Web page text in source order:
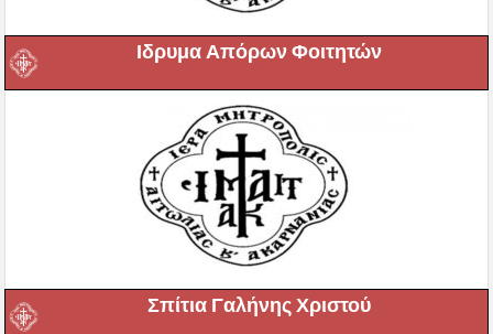
Ιδρυμα Απόρων Φοιτητών
Σπίτια Γαλήνης Χριστού